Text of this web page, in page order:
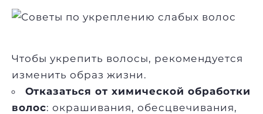
Чтобы укрепить волосы, рекомендуется
изменить образ жизни.
Отказаться от химической обработки
волос: окрашивания, обесцвечивания,